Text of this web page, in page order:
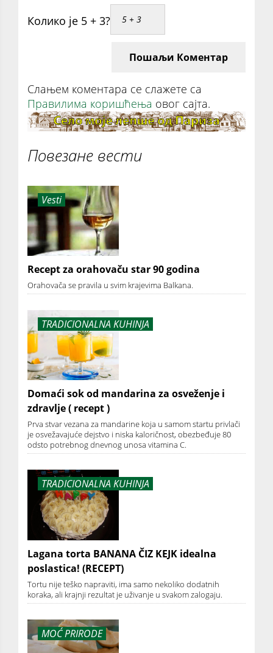
Колико је 5 + 3?
Пошаљи Коментар
Слањем коментара се слажете са
Правилима коришћења овог сајта.
Повезане вести
Vesti
Recept za orahovaču star 90 godina
Orahovača se pravila u svim krajevima Balkana.
TRADICIONALNA KUHINJA
Domaći sok od mandarina za osveženje i
zdravlje ( recept )
Prva stvar vezana za mandarine koja u samom startu privlači
je osvežavajuće dejstvo i niska kaloričnost, obezbeđuje 80
odsto potrebnog dnevnog unosa vitamina C.
TRADICIONALNA KUHINJA
Lagana torta BANANA ČIZ KEJK idealna
poslastica! (RECEPT)
Tortu nije teško napraviti, ima samo nekoliko dodatnih
koraka, ali krajnji rezultat je uživanje u svakom zalogaju.
MOĆ PRIRODE